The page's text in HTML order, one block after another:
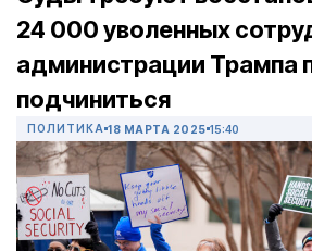
24 000 уволенных
администрации Трампа
подчиниться
ПОЛИТИКА 18 МАРТА 2025 15:40